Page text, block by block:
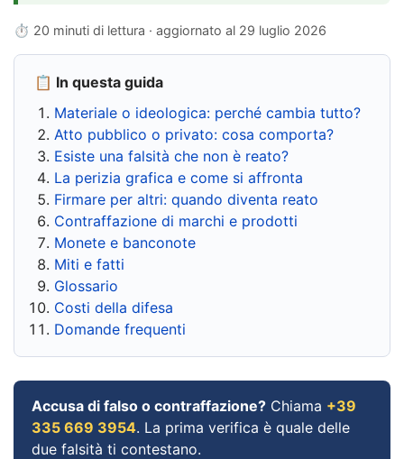
⏱ 20 minuti di lettura · aggiornato al 29 luglio 2026
📋 In questa guida
Materiale o ideologica: perché cambia tutto?
Atto pubblico o privato: cosa comporta?
Esiste una falsità che non è reato?
La perizia grafica e come si affronta
Firmare per altri: quando diventa reato
Contraffazione di marchi e prodotti
Monete e banconote
Miti e fatti
Glossario
Costi della difesa
Domande frequenti
Accusa di falso o contraffazione? Chiama +39
335 669 3954. La prima verifica è quale delle
due falsità ti contestano.